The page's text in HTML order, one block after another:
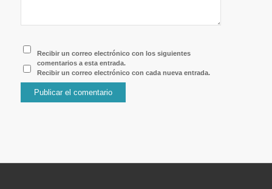
Recibir un correo electrónico con los siguientes
comentarios a esta entrada.
Recibir un correo electrónico con cada nueva entrada.